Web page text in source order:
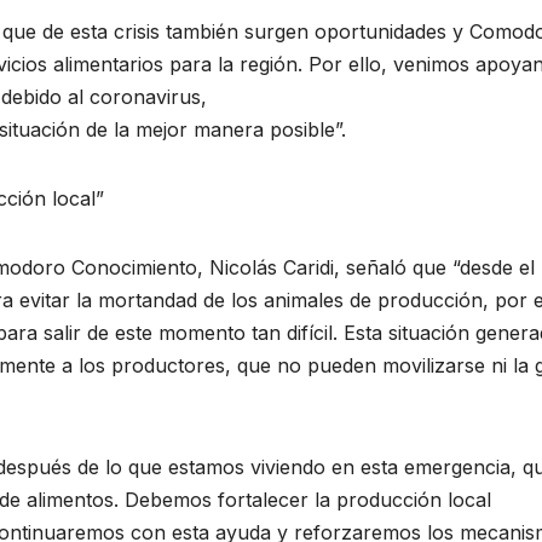
de esta crisis también surgen oportunidades y
alimentarios para la región. Por ello, venimos
al coronavirus,
de la mejor manera posible”.
local”
Conocimiento, Nicolás Caridi, señaló que “desde el
evitar la mortandad de los animales de producción, por
salir de este momento tan difícil. Esta situación
a los productores, que no pueden movilizarse ni la
de lo que estamos viviendo en esta emergencia,
alimentos. Debemos fortalecer la producción local
con esta ayuda y reforzaremos los